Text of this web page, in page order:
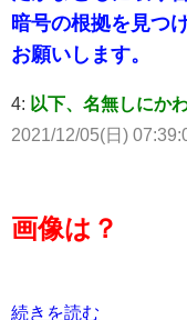
暗号の根拠を見つ
お願いします。
4: 以下、名無しにか
2021/12/05(日)
画像は？
続きを読む